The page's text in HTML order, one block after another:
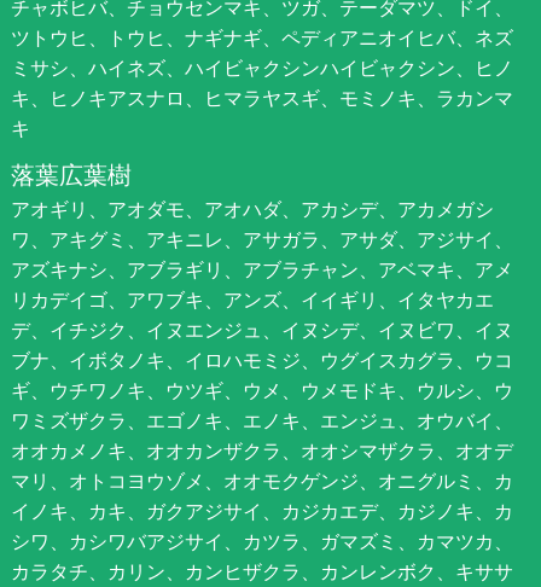
チャボヒバ、チョウセンマキ、ツガ、テーダマツ、ドイ、
ツトウヒ、トウヒ、ナギナギ、ペディアニオイヒバ、ネズ
ミサシ、ハイネズ、ハイビャクシンハイビャクシン、ヒノ
キ、ヒノキアスナロ、ヒマラヤスギ、モミノキ、ラカンマ
キ
落葉広葉樹
アオギリ、アオダモ、アオハダ、アカシデ、アカメガシ
ワ、アキグミ、アキニレ、アサガラ、アサダ、アジサイ、
アズキナシ、アブラギリ、アブラチャン、アベマキ、アメ
リカデイゴ、アワブキ、アンズ、イイギリ、イタヤカエ
デ、イチジク、イヌエンジュ、イヌシデ、イヌビワ、イヌ
ブナ、イボタノキ、イロハモミジ、ウグイスカグラ、ウコ
ギ、ウチワノキ、ウツギ、ウメ、ウメモドキ、ウルシ、ウ
ワミズザクラ、エゴノキ、エノキ、エンジュ、オウバイ、
オオカメノキ、オオカンザクラ、オオシマザクラ、オオデ
マリ、オトコヨウゾメ、オオモクゲンジ、オニグルミ、カ
イノキ、カキ、ガクアジサイ、カジカエデ、カジノキ、カ
シワ、カシワバアジサイ、カツラ、ガマズミ、カマツカ、
カラタチ、カリン、カンヒザクラ、カンレンボク、キササ